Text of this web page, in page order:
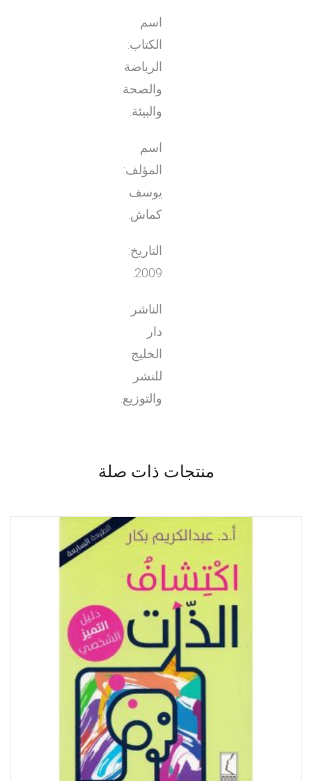
اسم
الكتاب:
الرياضة
والصحة
والبيئة.
اسم
المؤلف:
يوسف
كماش.
التاريخ:
2009.
الناشر:
دار
الخليج
للنشر
والتوزيع.
منتجات ذات صلة